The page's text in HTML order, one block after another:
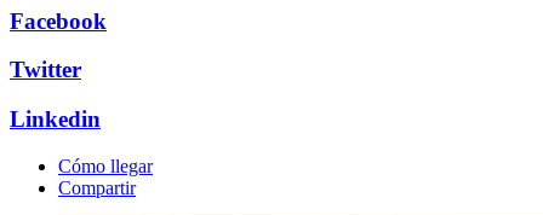
Facebook
Twitter
Linkedin
Cómo llegar
Compartir